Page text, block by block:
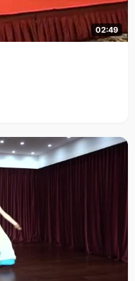
02:49